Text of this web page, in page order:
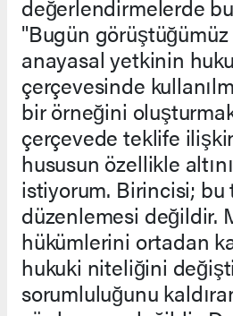
değerlendirmelerde
"Bugün
anayasal yetkinin
çerçevesinde
bir örneğini
çerçevede teklife
hususun özellikle
istiyorum. Birincisi;
düzenlemesi değildir.
hükümlerini ortadan
hukuki niteliğini
sorumluluğunu